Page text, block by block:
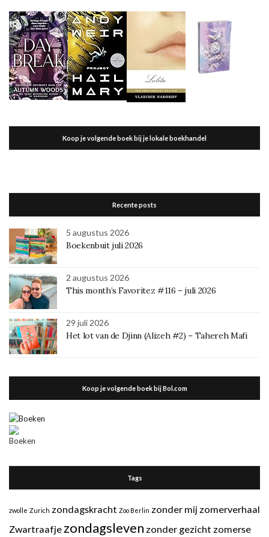
Koop je volgende boek bij je lokale boekhandel
Recente posts
5 augustus 2026
Boekenbuit juli 2026
2 augustus 2026
This month’s Favoritez #116 – juli 2026
29 juli 2026
Het lot van de Djinn (Alizeh #2) – Tahereh Mafi
Koop je volgende boek bij Bol.com
Tags
zwolle Zurich zondagskracht Zoo Berlin zonder mij zomerverhaal
Zwartraafjezondagsleven zonder gezicht zomerse